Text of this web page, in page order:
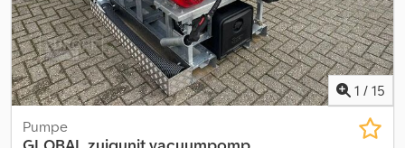
Allgemeiner Zustand: sehr gut Technischer Zustand: sehr gut
Optischer Zustand: sehr gut Preis: Auf Anfrage =
Firmeninformationen = Direkt vom Alleinimporteur aller Marken!
Keine Zwischenhändler, nur direkt vom Importeur. GROSSER
LAGERBESTAND, sofort lieferbar.
1 / 15
Pumpe